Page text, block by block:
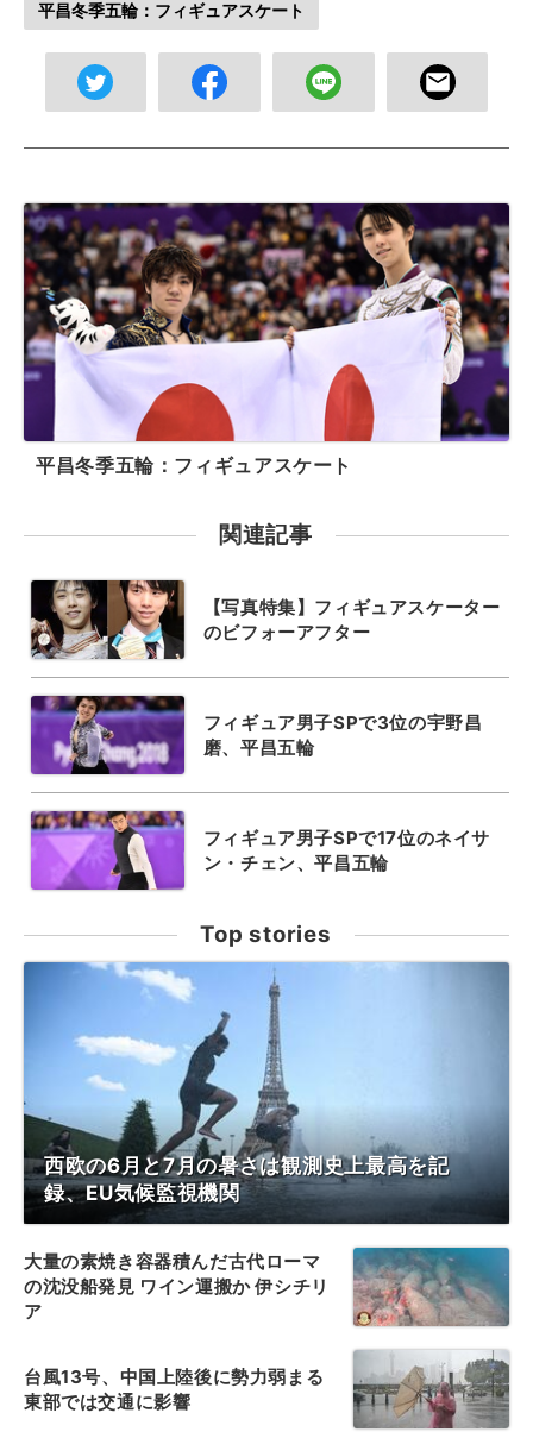
平昌冬季五輪：フィギュアスケート
平昌冬季五輪：フィギュアスケート
関連記事
【写真特集】フィギュアスケーター
のビフォーアフター
フィギュア男子SPで3位の宇野昌
磨、平昌五輪
フィギュア男子SPで17位のネイサ
ン・チェン、平昌五輪
Top stories
西欧の6月と7月の暑さは観測史上最高を記
録、EU気候監視機関
大量の素焼き容器積んだ古代ローマ
の沈没船発見 ワイン運搬か 伊シチリ
ア
台風13号、中国上陸後に勢力弱まる
東部では交通に影響